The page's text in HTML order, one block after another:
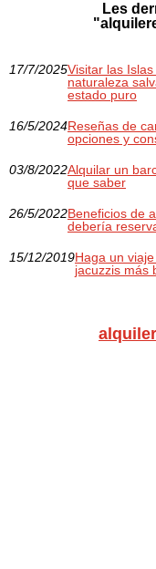
Les
17/7/2025Visitar las
naturaleza
estado puro
16/5/2024Reseñas de
opciones y
03/8/2022Alquilar un
que saber
26/5/2022Beneficios de
debería
15/12/2019Haga un
jacuzzis más